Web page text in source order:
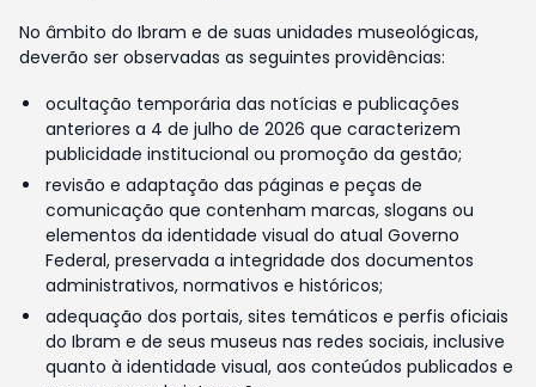
No âmbito do Ibram e de suas unidades museológicas,
deverão ser observadas as seguintes providências:
ocultação temporária das notícias e publicações
anteriores a 4 de julho de 2026 que caracterizem
publicidade institucional ou promoção da gestão;
revisão e adaptação das páginas e peças de
comunicação que contenham marcas, slogans ou
elementos da identidade visual do atual Governo
Federal, preservada a integridade dos documentos
administrativos, normativos e históricos;
adequação dos portais, sites temáticos e perfis oficiais
do Ibram e de seus museus nas redes sociais, inclusive
quanto à identidade visual, aos conteúdos publicados e